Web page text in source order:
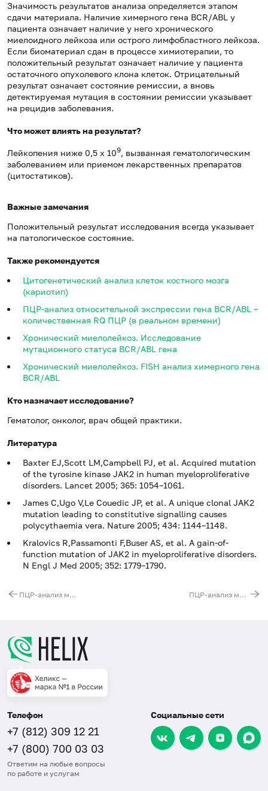
Значимость результатов анализа определяется этапом
сдачи материала. Наличие химерного гена BCR/ABL у
пациента означает наличие у него хронического
миелоидного лейкоза или острого лимфобластного лейкоза.
Если биоматериал сдан в процессе химиотерапии, то
положительный результат означает наличие у пациента
остаточного опухолевого клона клеток. Отрицательный
результат означает состояние ремиссии, а вновь
детектируемая мутация в состоянии ремиссии указывает
на рецидив заболевания.
Что может влиять на результат?
Лейкопения ниже 0,5 х 109, вызванная гематологическим
заболеванием или приемом лекарственных препаратов
(цитостатиков).
Важные замечания
Положительный результат исследования всегда указывает
на патологическое состояние.
Также рекомендуется
Цитогенетический анализ клеток костного мозга
(кариотип)
ПЦР-анализ относительной экспрессии гена BCR/ABL –
количественная RQ ПЦР (в реальном времени)
Хронический миелолейкоз. Исследование
мутационного статуса BCR/ABL гена
Хронический миелолейкоз. FISH анализ химерного гена
BCR/ABL
Кто назначает исследование?
Гематолог, онколог, врач общей практики.
Литература
Baxter EJ,Scott LM,Campbell PJ, et al. Acquired mutation
of the tyrosine kinase JAK2 in human myeloproliferative
disorders. Lancet 2005; 365: 1054–1061.
James C,Ugo V,Le Couedic JP, et al. A unique clonal JAK2
mutation leading to constitutive signalling causes
polycythaemia vera. Nature 2005; 434: 1144–1148.
Kralovics R,Passamonti F,Buser AS, et al. A gain‐of‐
function mutation of JAK2 in myeloproliferative disorders.
N Engl J Med 2005; 352: 1779–1790.
ПЦР-анализ мутаций в 12-м экзоне JAK2-гена ПЦР-анализ мутаций в гене ASXL1
Телефон
+7 (812) 309 12 21
+7 (800) 700 03 03
Ответим на любые вопросы
по работе и услугам
Социальные сети